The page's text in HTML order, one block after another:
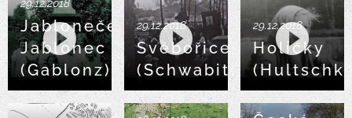
29.12.2018
Jabloneček,
Jablonec
(Gablonz)
29.12.2018
Svébořice
(Schwabitz)
29.12.2018
Holičky